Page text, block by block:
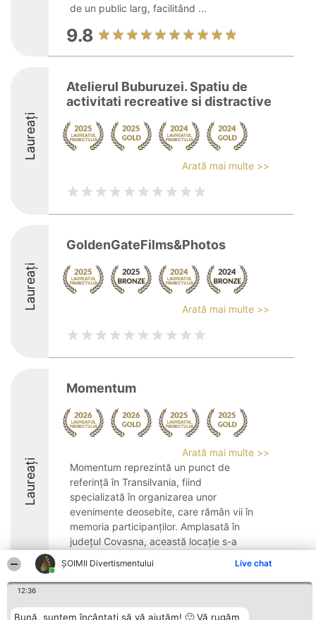
ŞOIMII Divertismentului Live chat
12:36
Bună, suntem încântați să vă ajutăm! 🙂 Vă rugăm
de un public larg, facilitând ...
9.8
Laureați
Atelierul Buburuzei. Spatiu de
activitati recreative si distractive
Arată mai multe >>
Laureați
GoldenGateFilms&Photos
Arată mai multe >>
Laureați
Momentum
Arată mai multe >>
Momentum reprezintă un punct de
referință în Transilvania, fiind
specializată în organizarea unor
evenimente deosebite, care rămân vii în
memoria participanților. Amplasată în
județul Covasna, această locație s-a
9.4